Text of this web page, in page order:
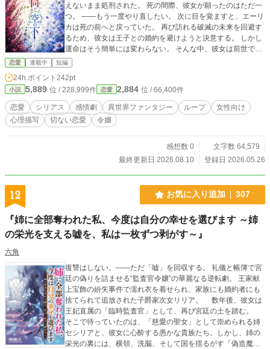
えないまま処刑された。 死の間際、彼女が願ったのはただ一
つ。 ――もう一度やり直したい。 次に目を覚ますと、エーリ
カは死の前へと戻っていた。 再び訪れる破滅の未来を回避す
るため、彼女は王子との婚約を避けようと決意する。 しかし
運命はそう簡単には変わらない。 そんな中、彼女は前世では
知ることのなかった一人の青年騎士、ルーカス・ヴィツォレ
クと出会う。 未来の記憶から、彼もまた自分と同じく命を落
とす運命にあることを知ったエーリカは、彼を救うためにあ
る決断を下す。 「私と結婚してください」 冤罪で処刑された
令嬢と、誠実な騎士。 選ぶことの怖さ、知らないことの罪、
愛することの重さ。 誰も悪者ではないのに、誰も望む形では
幸せになれない——。 ループ×婚約回避×メリーバットエンド
ハッピーエンドを期待される方はご注意ください。 ◇ 小説家
になろう、カクヨムにも同時掲載
恋愛 連載中 短編
24h.ポイント 242pt
小説 5,889 位 / 228,999件 恋愛 2,884 位 / 66,400件
恋愛 シリアス 感情劇 異世界ファンタジー ループ
女性向け
心理描写
切ない恋愛 令嬢
感想数 0
文字数 64,579
最終更新日 2026.08.10
登録日 2026.05.26
12 お気に入り追加 307
『姉に全部奪われた私、今度は自分の幸せを選びます ～姉
の栄光を支える嘘を、私は一枚ずつ剥がす～』
六角
復讐はしない。——ただ「嘘」を回収する。 礼儀と帳簿で宮
廷の偽りを詰ませる“監査官令嬢”の華麗なる逆転劇。 王家献
上宝飾の紛失事件で濡れ衣を着せられ、家族にも婚約者にも
捨てられて追放された子爵家次女リリア。 数年後、彼女は
王妃直属の「臨時監査官」として、再び宮廷の土を踏む。
そこで待っていたのは、「慈愛の聖女」として崇められる姉
セシリアと、彼女に心酔する愚かな貴族たち。しかし、姉の
栄光の裏には、横領、洗脳、そして国を揺るがす「偽造魔